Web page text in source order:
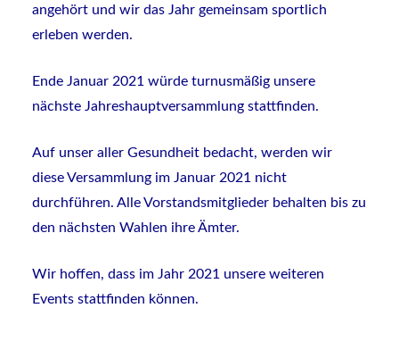
angehört und wir das Jahr gemeinsam sportlich
erleben werden.
Ende Januar 2021 würde turnusmäßig unsere
nächste Jahreshauptversammlung stattfinden.
Auf unser aller Gesundheit bedacht, werden wir
diese Versammlung im Januar 2021 nicht
durchführen. Alle Vorstandsmitglieder behalten bis zu
den nächsten Wahlen ihre Ämter.
Wir hoffen, dass im Jahr 2021 unsere weiteren
Events stattfinden können.